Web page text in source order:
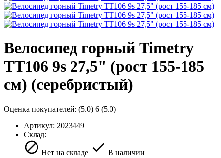
Велосипед горный Timetry
TT106 9s 27,5" (рост 155-185
см) (серебристый)
Оценка покупателей: (5.0) 6 (5.0)
Артикул: 2023449
Склад:
Нет на складе
В наличии